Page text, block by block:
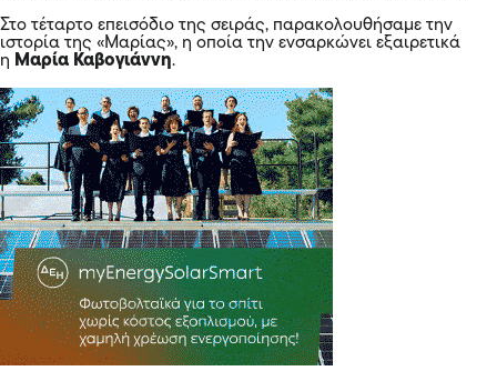
Στο τέταρτο επεισόδιο της σειράς, παρακολουθήσαμε την
ιστορία της «Μαρίας», η οποία την ενσαρκώνει εξαιρετικά
η Μαρία Καβογιάννη.